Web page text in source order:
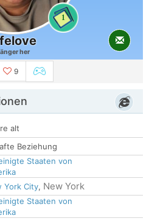
1
her
9
alt
Beziehung
Staaten von
York City, New York
Staaten von